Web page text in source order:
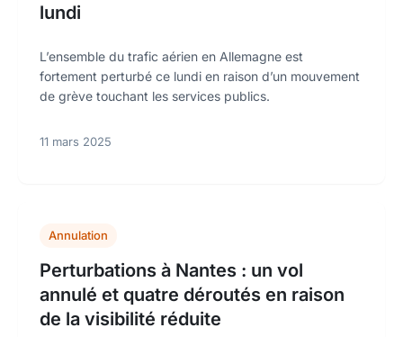
lundi
L’ensemble du trafic aérien en Allemagne est
fortement perturbé ce lundi en raison d’un mouvement
de grève touchant les services publics.
11 mars 2025
Annulation
Perturbations à Nantes : un vol
annulé et quatre déroutés en raison
de la visibilité réduite